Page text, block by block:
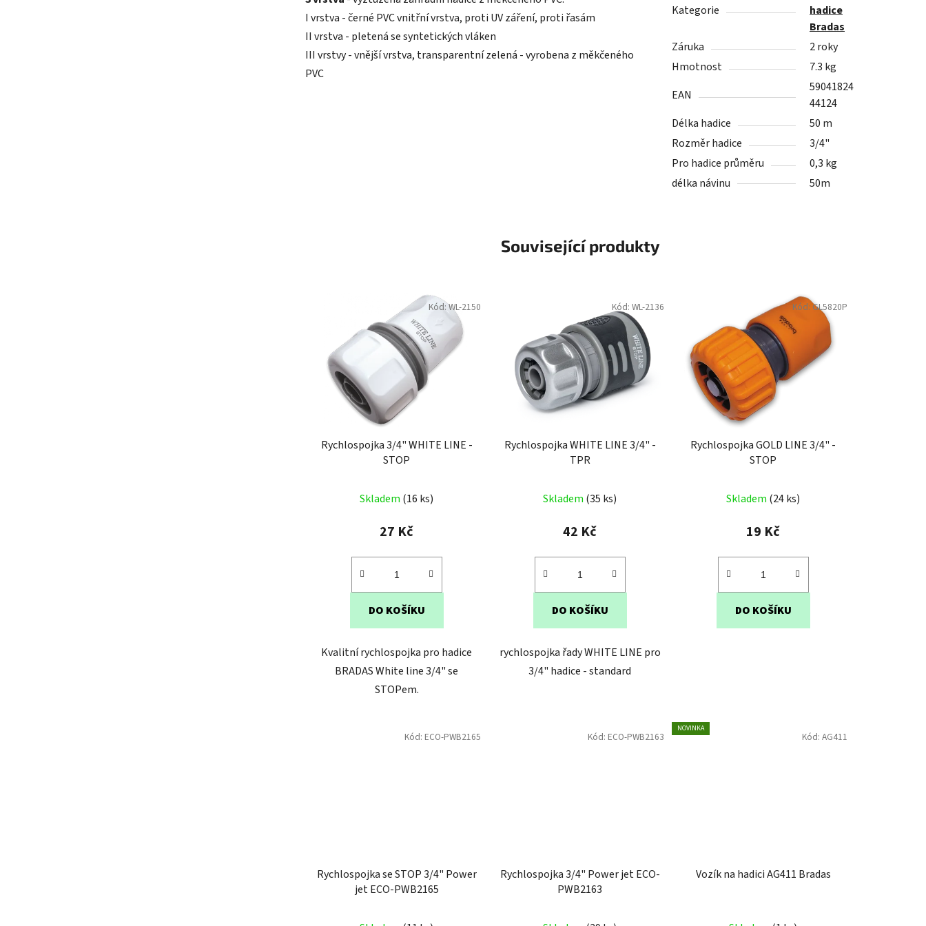
5
hvězdiček.
I vrstva - černé PVC vnitřní vrstva, proti UV záření, proti řasám
II vrstva - pletená se syntetických vláken
III vrstvy - vnější vrstva, transparentní zelená - vyrobena z měkčeného
PVC
Kategorie
hadice
Bradas
Záruka
2 roky
Hmotnost
7.3 kg
EAN
59041824
44124
Délka hadice
50 m
Rozměr hadice
3/4"
Pro hadice průměru
0,3 kg
délka návinu
50m
Související produkty
Rychlospojka 3/4" WHITE LINE -
STOP
Skladem (16 ks)
27 Kč
DO KOŠÍKU
Kvalitní rychlospojka pro hadice
BRADAS White line 3/4" se
STOPem.
Kód:WL-2150
Rychlospojka WHITE LINE 3/4" -
TPR
hodnocení
produktu
3,0
z
hvězdiček.
Skladem (35 ks)
42 Kč
DO KOŠÍKU
rychlospojka řady WHITE LINE pro
3/4" hadice - standard
Kód: WL-2136
Rychlospojka GOLD LINE 3/4" -
STOP
Skladem (24 ks)
19 Kč
DO KOŠÍKU
Kód: GL5820P
Rychlospojka se STOP 3/4" Power
jet ECO-PWB2165
Kód: ECO-PWB2165
Rychlospojka 3/4" Power jet ECO-
PWB2163
Kód: ECO-PWB2163
NOVINKA
Vozík na hadici AG411 Bradas
Kód: AG411